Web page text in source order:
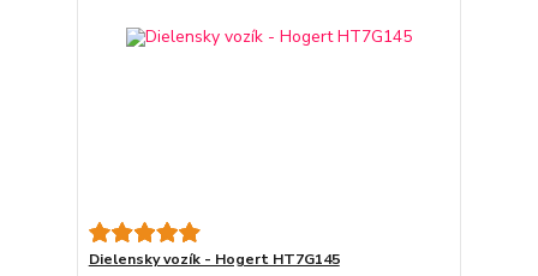
Dielensky vozík - Hogert HT7G145